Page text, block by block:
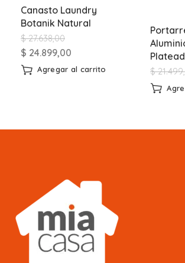
Canasto Laundry
Botanik Natural
$27.638,00
$ 24.899,00
Agregar al carrito $